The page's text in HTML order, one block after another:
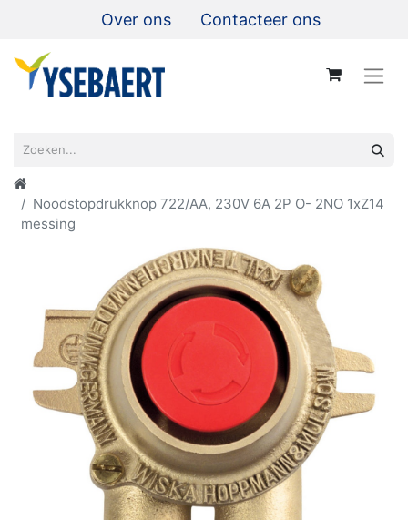
Over ons Contacteer ons
Noodstopdrukknop 722/AA, 230V 6A 2P O- 2NO 1xZ14
messing